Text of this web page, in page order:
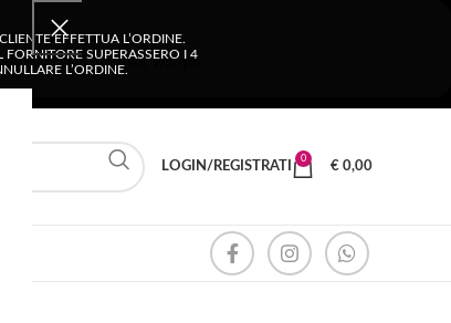
EFFETTUA L’ORDINE.
SUPERASSERO I 4
L’ORDINE.
LOGIN/REGISTRATI
0
€ 0,00